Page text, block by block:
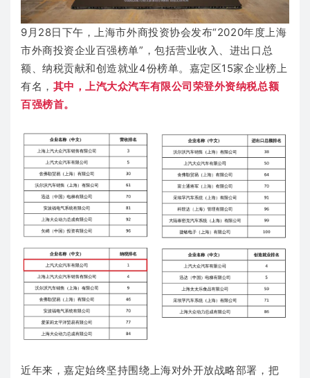
9月28日下午，上海市外商投资协会发布“2020年度上海
市外商投资企业百强榜单”，包括营业收入、进出口总
额、纳税贡献和创造就业4份榜单。嘉定区15家企业榜上
有名， 其中，上汽大众汽车有限公司荣登外资纳税总额
百强榜首。
近年来，嘉定始终坚持围绕上海对外开放战略部署，把